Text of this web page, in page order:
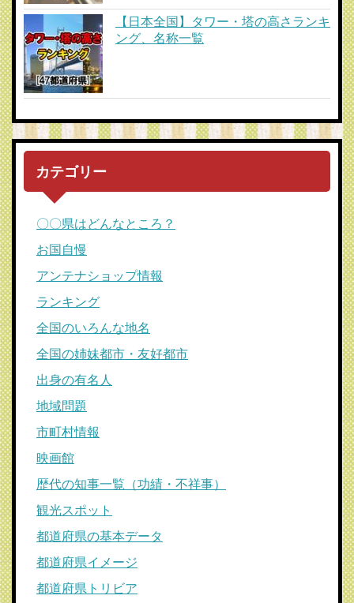
【日本全国】タワー・塔の高さランキ
ング、名称一覧
カテゴリー
〇〇県はどんなところ？
お国自慢
アンテナショップ情報
ランキング
全国のいろんな地名
全国の姉妹都市・友好都市
出身の有名人
地域問題
市町村情報
映画館
歴代の知事一覧（功績・不祥事）
観光スポット
都道府県の基本データ
都道府県イメージ
都道府県トリビア